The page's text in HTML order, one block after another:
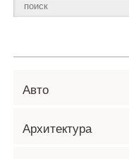
Авто
Архитектура